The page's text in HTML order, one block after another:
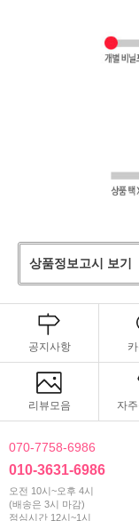
상품정보고시 보기
공지사항
리뷰모음 자
070-7758-6986
010-3631-6986
오전 10시~오후 4시
(배송은 3시 마감)
점심시간 12시~1시